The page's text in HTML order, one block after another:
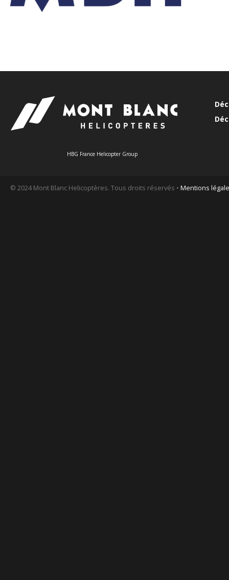
HBG France Helicopter Group
© 2024 Mont Blanc Helicoptères. Tous droits réservés • Mentions